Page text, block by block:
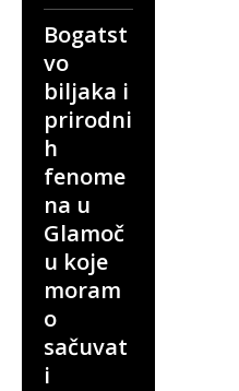
Bogatst
vo
biljaka i
prirodni
h
fenome
na u
Glamoč
u koje
moram
o
sačuvat
i